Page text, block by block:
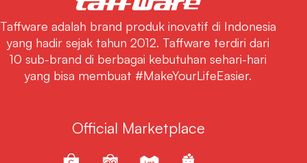
Taffware adalah brand produk inovatif di Indonesia
yang hadir sejak tahun 2012. Taffware terdiri dari
10 sub-brand di berbagai kebutuhan sehari-hari
yang bisa membuat #MakeYourLifeEasier.
Official Marketplace